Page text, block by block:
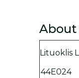
Lituoklis
44E024